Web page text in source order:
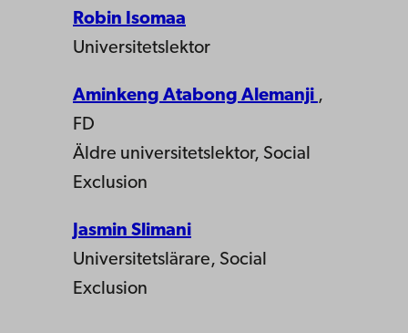
Robin Isomaa
Universitetslektor
Aminkeng Atabong Alemanji ,
FD
Äldre universitetslektor, Social
Exclusion
Jasmin Slimani
Universitetslärare, Social
Exclusion